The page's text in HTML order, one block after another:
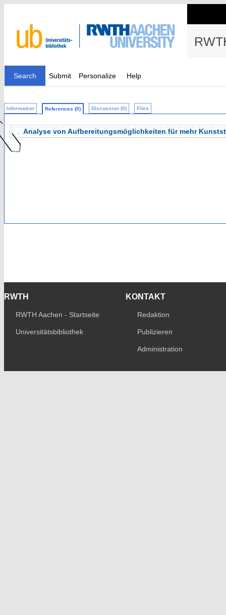
Search Submit Personalize Help
Information References (0) Discussion (0) Files
Analyse von Aufbereitungsmöglichkeiten für mehr
RWTH
RWTH Aachen - Startseite
Universitätsbibliothek
KONTAKT
Redaktion
Publizieren
Administration